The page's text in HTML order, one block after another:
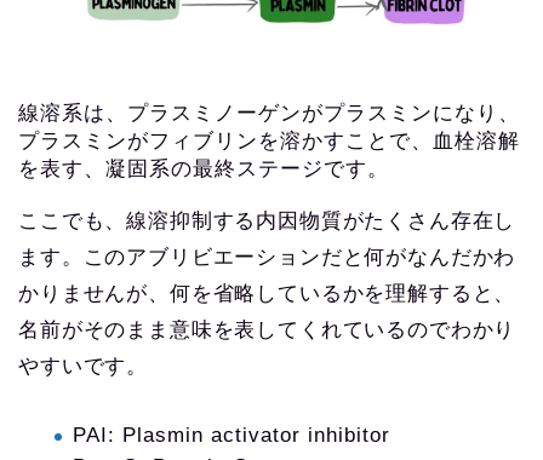
線溶系は、プラスミノーゲンがプラスミンになり、
プラスミンがフィブリンを溶かすことで、血栓溶解
を表す、凝固系の最終ステージです。
ここでも、線溶抑制する内因物質がたくさん存在し
ます。このアブリビエーションだと何がなんだかわ
かりませんが、何を省略しているかを理解すると、
名前がそのまま意味を表してくれているのでわかり
やすいです。
PAI: Plasmin activator inhibitor